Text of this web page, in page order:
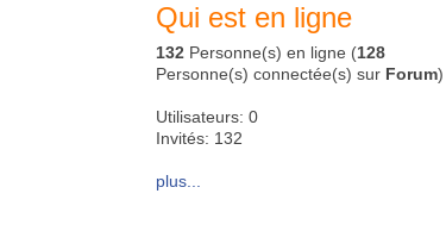
Qui est en ligne
132 Personne(s) en ligne (128
Personne(s) connectée(s) sur Forum)
Utilisateurs: 0
Invités: 132
plus...